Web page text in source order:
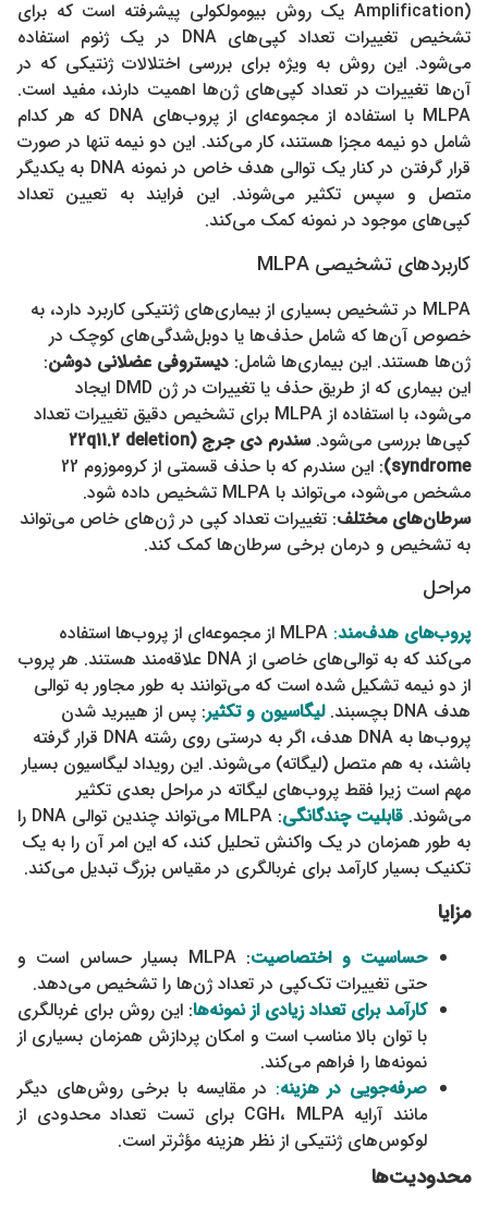
Amplification) یک روش بیومولکولی پیشرفته است که برای
تشخیص تغییرات تعداد کپی‌های DNA در یک ژنوم استفاده
می‌شود. این روش به ویژه برای بررسی اختلالات ژنتیکی که در
آن‌ها تغییرات در تعداد کپی‌های ژن‌ها اهمیت دارند، مفید است.
MLPA با استفاده از مجموعه‌ای از پروب‌های DNA که هر کدام
شامل دو نیمه مجزا هستند، کار می‌کند. این دو نیمه تنها در صورت
قرار گرفتن در کنار یک توالی هدف خاص در نمونه DNA به یکدیگر
متصل و سپس تکثیر می‌شوند. این فرایند به تعیین تعداد
کپی‌های موجود در نمونه کمک می‌کند.
کاربردهای تشخیصی MLPA
MLPA در تشخیص بسیاری از بیماری‌های ژنتیکی کاربرد دارد، به
خصوص آن‌ها که شامل حذف‌ها یا دوبل‌شدگی‌های کوچک در
ژن‌ها هستند. این بیماری‌ها شامل: دیستروفی عضلانی دوشن:
این بیماری که از طریق حذف یا تغییرات در ژن DMD ایجاد
می‌شود، با استفاده از MLPA برای تشخیص دقیق تغییرات تعداد
کپی‌ها بررسی می‌شود.
سندرم دی جرج (22q11.2 deletion
syndrome)
: این سندرم که با حذف قسمتی از کروموزوم 22
مشخص می‌شود، می‌تواند با MLPA تشخیص داده شود.
سرطان‌های مختلف: تغییرات تعداد کپی در ژن‌های خاص می‌تواند
به تشخیص و درمان برخی سرطان‌ها کمک کند.
مراحل
پروب‌های هدف‌مند:
MLPA از مجموعه‌ای از پروب‌ها استفاده
می‌کند که به توالی‌های خاصی از DNA علاقه‌مند هستند. هر پروب
از دو نیمه تشکیل شده است که می‌توانند به طور مجاور به توالی
هدف DNA بچسبند.
لیگاسیون و تکثیر: پس از هیبرید شدن
پروب‌ها به DNA هدف، اگر به درستی روی رشته DNA قرار گرفته
باشند، به هم متصل (لیگاته) می‌شوند. این رویداد لیگاسیون بسیار
مهم است زیرا فقط پروب‌های لیگاته در مراحل بعدی تکثیر
می‌شوند. قابلیت چندگانگی
: MLPA می‌تواند چندین توالی DNA را
به طور همزمان در یک واکنش تحلیل کند، که این امر آن را به یک
تکنیک بسیار کارآمد برای غربالگری در مقیاس بزرگ تبدیل می‌کند.
مزایا
حساسیت و اختصاصیت
: MLPA بسیار حساس است و
حتی تغییرات تک‌کپی در تعداد ژن‌ها را تشخیص می‌دهد.
کارآمد برای تعداد زیادی از نمونه‌ها: این روش برای غربالگری
با توان بالا مناسب است و امکان پردازش همزمان بسیاری از
نمونه‌ها را فراهم می‌کند.
صرفه‌جویی در هزینه: در مقایسه با برخی روش‌های دیگر
مانند آرایه CGH، MLPA برای تست تعداد محدودی از
لوکوس‌های ژنتیکی از نظر هزینه مؤثرتر است.
محدودیت‌ها